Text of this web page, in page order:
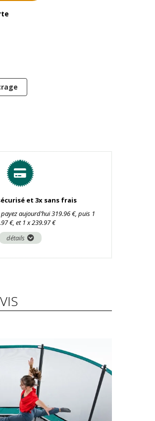
et 3x sans frais
aujourd’hui 319.96 €, puis 1
€, et 1 x 239.97 €
détails